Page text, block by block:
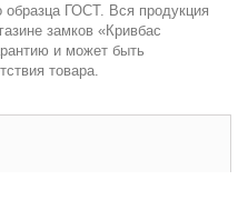
образца ГОСТ. Вся продукция
замков «Кривбас
и может быть
товара.